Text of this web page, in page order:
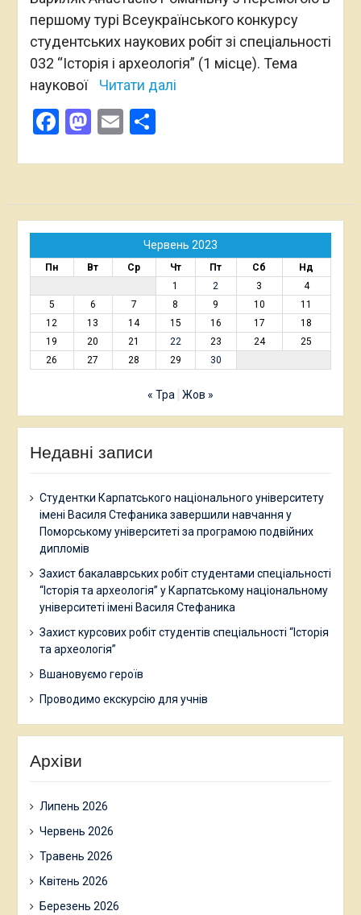
першому турі Всеукраїнського конкурсу
студентських наукових робіт зі спеціальності
032 “Історія і археологія” (1 місце). Тема
наукової
Читати далі
Facebook
Mastodon
EmailПоділитися
Червень 2023
Пн Вт Ср Чт Пт Сб
Нд
1
2 3
4
5
6 7 8 9 10
11
12
13 14 15 16 17
18
19
20 21 22 23 24
25
26
27 28 29 30
« Тра Жов »
Недавні записи
Студентки Карпатського національного університету
імені Василя Стефаника завершили навчання у
Поморському університеті за програмою подвійних
дипломів
Захист бакалаврських робіт студентами спеціальності
“Історія та археологія” у Карпатському національному
університеті імені Василя Стефаника
Захист курсових робіт студентів спеціальності “Історія
та археологія”
Вшановуємо героїв
Проводимо екскурсію для учнів
Архіви
Липень 2026
Червень 2026
Травень 2026
Квітень 2026
Березень 2026